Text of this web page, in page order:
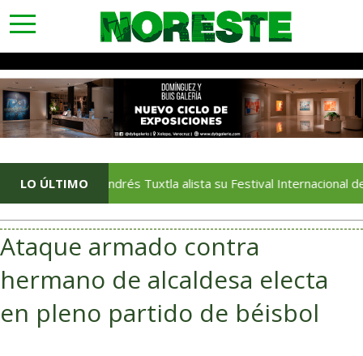
toggle
navigation
LO ÚLTIMO
San Andrés Tuxtla alista su Festival Internacional de Globos
Ataque armado contra
hermano de alcaldesa electa
en pleno partido de béisbol